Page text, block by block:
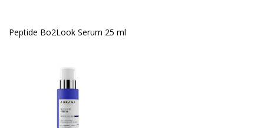
Peptide Bo2Look Serum 25 ml